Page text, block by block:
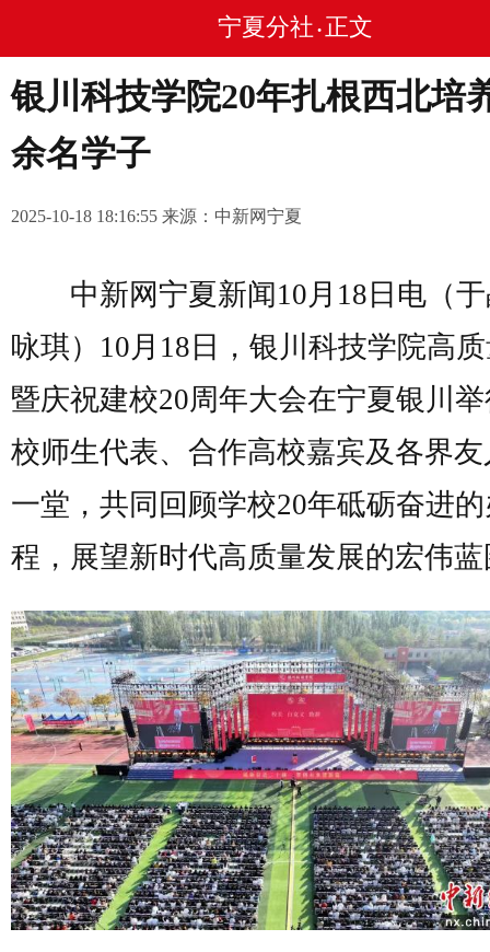
宁夏分社 • 正文
银川科技学院20年扎根西北培
余名学子
2025-10-18 18:16:55 来源：中新网宁夏
中新网宁夏新闻10月18日电（于
咏琪）10月18日，银川科技学院高
暨庆祝建校20周年大会在宁夏银川
校师生代表、合作高校嘉宾及各界
一堂，共同回顾学校20年砥砺奋进
程，展望新时代高质量发展的宏伟